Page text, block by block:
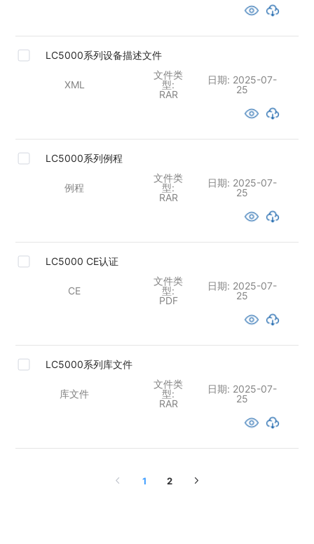
LC5000系列设备描述文件
XML
文件类
型:
RAR
日期: 2025-07-
25
LC5000系列例程
例程
文件类
型:
RAR
日期: 2025-07-
25
LC5000 CE认证
CE
文件类
型:
PDF
日期: 2025-07-
25
LC5000系列库文件
库文件
文件类
型:
RAR
日期: 2025-07-
25
1 2